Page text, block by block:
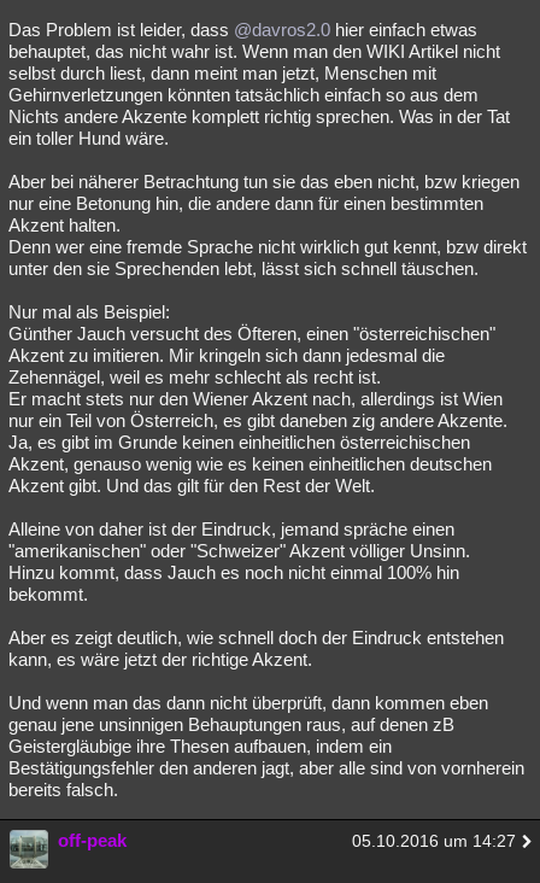
Das Problem ist leider, dass @davros2.0 hier einfach etwas
behauptet, das nicht wahr ist. Wenn man den WIKI Artikel nicht
selbst durch liest, dann meint man jetzt, Menschen mit
Gehirnverletzungen könnten tatsächlich einfach so aus dem
Nichts andere Akzente komplett richtig sprechen. Was in der Tat
ein toller Hund wäre.
Aber bei näherer Betrachtung tun sie das eben nicht, bzw kriegen
nur eine Betonung hin, die andere dann für einen bestimmten
Akzent halten.
Denn wer eine fremde Sprache nicht wirklich gut kennt, bzw direkt
unter den sie Sprechenden lebt, lässt sich schnell täuschen.
Nur mal als Beispiel:
Günther Jauch versucht des Öfteren, einen "österreichischen"
Akzent zu imitieren. Mir kringeln sich dann jedesmal die
Zehennägel, weil es mehr schlecht als recht ist.
Er macht stets nur den Wiener Akzent nach, allerdings ist Wien
nur ein Teil von Österreich, es gibt daneben zig andere Akzente.
Ja, es gibt im Grunde keinen einheitlichen österreichischen
Akzent, genauso wenig wie es keinen einheitlichen deutschen
Akzent gibt. Und das gilt für den Rest der Welt.
Alleine von daher ist der Eindruck, jemand spräche einen
"amerikanischen" oder "Schweizer" Akzent völliger Unsinn.
Hinzu kommt, dass Jauch es noch nicht einmal 100% hin
bekommt.
Aber es zeigt deutlich, wie schnell doch der Eindruck entstehen
kann, es wäre jetzt der richtige Akzent.
Und wenn man das dann nicht überprüft, dann kommen eben
genau jene unsinnigen Behauptungen raus, auf denen zB
Geistergläubige ihre Thesen aufbauen, indem ein
Bestätigungsfehler den anderen jagt, aber alle sind von vornherein
bereits falsch.
off-peak 05.10.2016 um 14:27